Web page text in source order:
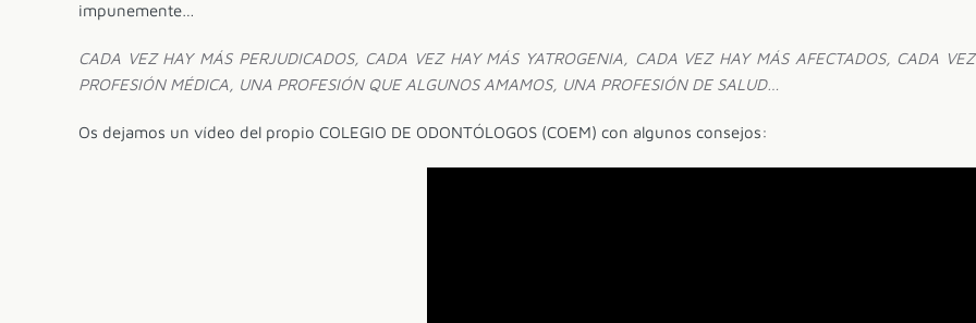
impunemente…
CADA VEZ HAY MÁS PERJUDICADOS, CADA VEZ HAY MÁS YATROGENIA, CADA VEZ HAY MÁS AFECTADOS, CADA
PROFESIÓN MÉDICA, UNA PROFESIÓN QUE ALGUNOS AMAMOS, UNA PROFESIÓN DE SALUD…
Os dejamos un vídeo del propio COLEGIO DE ODONTÓLOGOS (COEM) con algunos consejos: